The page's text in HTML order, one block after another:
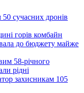
сучасних дронів
горів комбайн
до бюджету майже
58-річного
рідні
захисникам 105